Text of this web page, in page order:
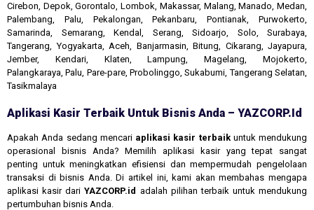
Cirebon, Depok, Gorontalo, Lombok, Makassar, Malang, Manado, Medan,
Palembang, Palu, Pekalongan, Pekanbaru, Pontianak, Purwokerto,
Samarinda, Semarang, Kendal, Serang, Sidoarjo, Solo, Surabaya,
Tangerang, Yogyakarta, Aceh, Banjarmasin, Bitung, Cikarang, Jayapura,
Jember, Kendari, Klaten, Lampung, Magelang, Mojokerto,
Palangkaraya, Palu, Pare-pare, Probolinggo, Sukabumi, Tangerang Selatan,
Tasikmalaya
Aplikasi Kasir Terbaik Untuk Bisnis Anda – YAZCORP.id
Apakah Anda sedang mencari aplikasi kasir terbaikuntuk mendukung
operasional bisnis Anda? Memilih aplikasi kasir yang tepat sangat
penting untuk meningkatkan efisiensi dan mempermudah pengelolaan
transaksi di bisnis Anda. Di artikel ini, kami akan membahas mengapa
aplikasi kasir dariYAZCORP.id adalah pilihan terbaik untuk mendukung
pertumbuhan bisnis Anda.